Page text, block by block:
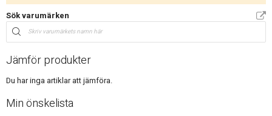
Sök varumärken
Jämför produkter
Du har inga artiklar att jämföra.
Min önskelista